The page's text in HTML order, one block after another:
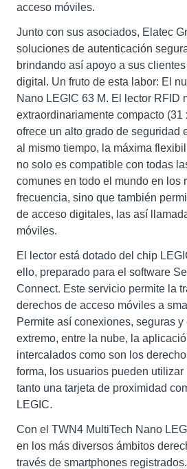
acceso móviles.
Junto con sus asociados, Elatec
soluciones de autenticación
brindando así apoyo a sus
digital. Un fruto de esta labor: El
Nano LEGIC 63 M. El lector RFID
extraordinariamente compacto (31
ofrece un alto grado de seguridad
al mismo tiempo, la máxima
no solo es compatible con todas
comunes en todo el mundo en los
frecuencia, sino que también
de acceso digitales, las así
móviles.
El lector está dotado del chip
ello, preparado para el software
Connect. Este servicio permite la
derechos de acceso móviles a
Permite así conexiones, seguras
extremo, entre la nube, la
intercalados como son los
forma, los usuarios pueden
tanto una tarjeta de proximidad
LEGIC.
Con el TWN4 MultiTech Nano
en los más diversos ámbitos
través de smartphones